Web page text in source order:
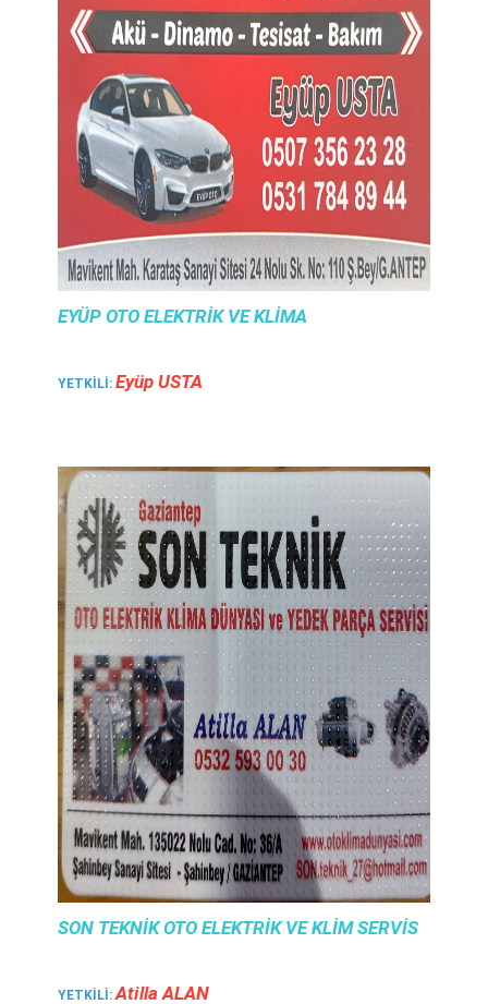
EYÜP OTO ELEKTRIK VE KLIMA
YETKILI: Eyüp USTA
SON TEKNİK OTO ELEKTRİK VE KLİM SERVİS
YETKILI:Ati̇lla ALAN